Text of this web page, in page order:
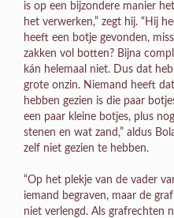
is op een bijzondere manier
het verwerken,” zegt hij. “Hij
heeft een botje gevonden,
zakken vol botten? Bijna
kán helemaal niet. Dus dat
grote onzin. Niemand heeft
hebben gezien is die paar
een paar kleine botjes, plus
stenen en wat zand,” aldus
zelf niet gezien te hebben.
“Op het plekje van de vader
iemand begraven, maar de
niet verlengd. Als grafrechten